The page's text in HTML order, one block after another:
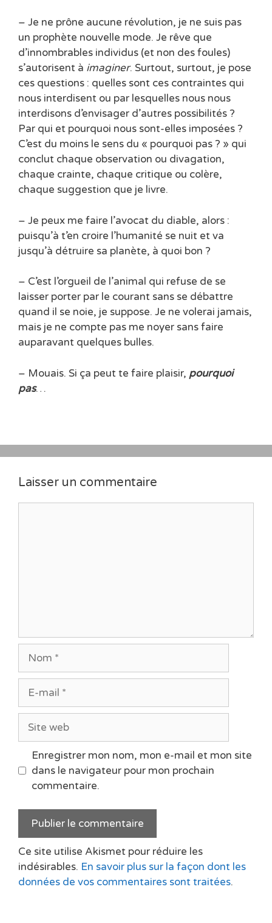
– Je ne prône aucune révolution, je ne suis pas
un prophète nouvelle mode. Je rêve que
d’innombrables individus (et non des foules)
s’autorisent à imaginer. Surtout, surtout, je pose
ces questions : quelles sont ces contraintes qui
nous interdisent ou par lesquelles nous nous
interdisons d’envisager d’autres possibilités ?
Par qui et pourquoi nous sont-elles imposées ?
C’est du moins le sens du « pourquoi pas ? » qui
conclut chaque observation ou divagation,
chaque crainte, chaque critique ou colère,
chaque suggestion que je livre.
– Je peux me faire l’avocat du diable, alors :
puisqu’à t’en croire l’humanité se nuit et va
jusqu’à détruire sa planète, à quoi bon ?
– C’est l’orgueil de l’animal qui refuse de se
laisser porter par le courant sans se débattre
quand il se noie, je suppose. Je ne volerai jamais,
mais je ne compte pas me noyer sans faire
auparavant quelques bulles.
– Mouais. Si ça peut te faire plaisir, pourquoi
pas…
Laisser un commentaire
Nom
Site
Enregistrer mon nom, mon e-mail et mon site
dans le navigateur pour mon prochain
commentaire.
Ce site utilise Akismet pour réduire les
indésirables. En savoir plus sur la façon dont les
données de vos commentaires sont traitées.